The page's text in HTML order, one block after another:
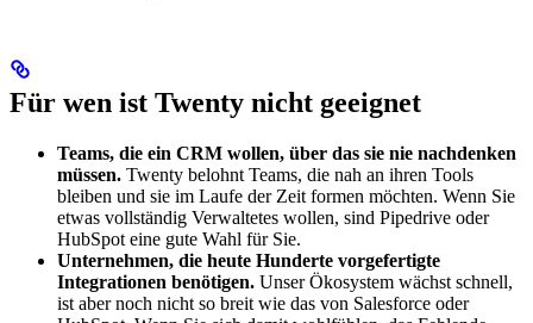
Für wen ist Twenty nicht geeignet
Teams, die ein CRM wollen, über das sie nie nachdenken
müssen. Twenty belohnt Teams, die nah an ihren Tools
bleiben und sie im Laufe der Zeit formen möchten. Wenn Sie
etwas vollständig Verwaltetes wollen, sind Pipedrive oder
HubSpot eine gute Wahl für Sie.
Unternehmen, die heute Hunderte vorgefertigte
Integrationen benötigen. Unser Ökosystem wächst schnell,
ist aber noch nicht so breit wie das von Salesforce oder